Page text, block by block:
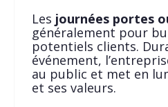
Les journées portes
généralement pour
potentiels clients.
événement,
au public et met en
et ses valeurs.